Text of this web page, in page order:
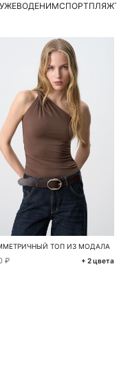
ДЕНИМСПОРТПЛЯЖ
ТОП ИЗ МОДАЛА
₽ + 2 цвета